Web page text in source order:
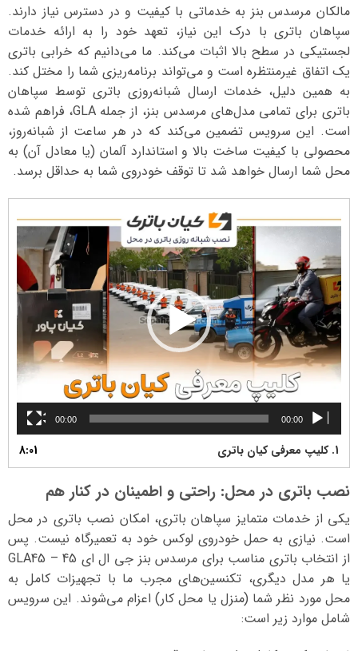
مالکان مرسدس بنز به خدماتی با کیفیت و در دسترس نیاز دارند.
سپاهان باتری با درک این نیاز، تعهد خود را به ارائه خدمات
لجستیکی در سطح بالا اثبات می‌کند. ما می‌دانیم که خرابی باتری
یک اتفاق غیرمنتظره است و می‌تواند برنامه‌ریزی شما را مختل کند.
به همین دلیل، خدمات ارسال شبانه‌روزی باتری توسط سپاهان
باتری برای تمامی مدل‌های مرسدس بنز، از جمله GLA، فراهم شده
است. این سرویس تضمین می‌کند که در هر ساعت از شبانه‌روز،
محصولی با کیفیت ساخت بالا و استاندارد آلمان (یا معادل آن) به
محل شما ارسال خواهد شد تا توقف خودروی شما به حداقل برسد.
ویدیو
00:00
00:00
1. کلیپ معرفی کیان باتری 8:01
نصب باتری در محل: راحتی و اطمینان در کنار هم
یکی از خدمات متمایز سپاهان باتری، امکان نصب باتری در محل
است. نیازی به حمل خودروی لوکس خود به تعمیرگاه نیست. پس
از انتخاب باتری مناسب برای مرسدس بنز جی ال ای 45 – GLA45
یا هر مدل دیگری، تکنسین‌های مجرب ما با تجهیزات کامل به
محل مورد نظر شما (منزل یا محل کار) اعزام می‌شوند. این سرویس
شامل موارد زیر است: